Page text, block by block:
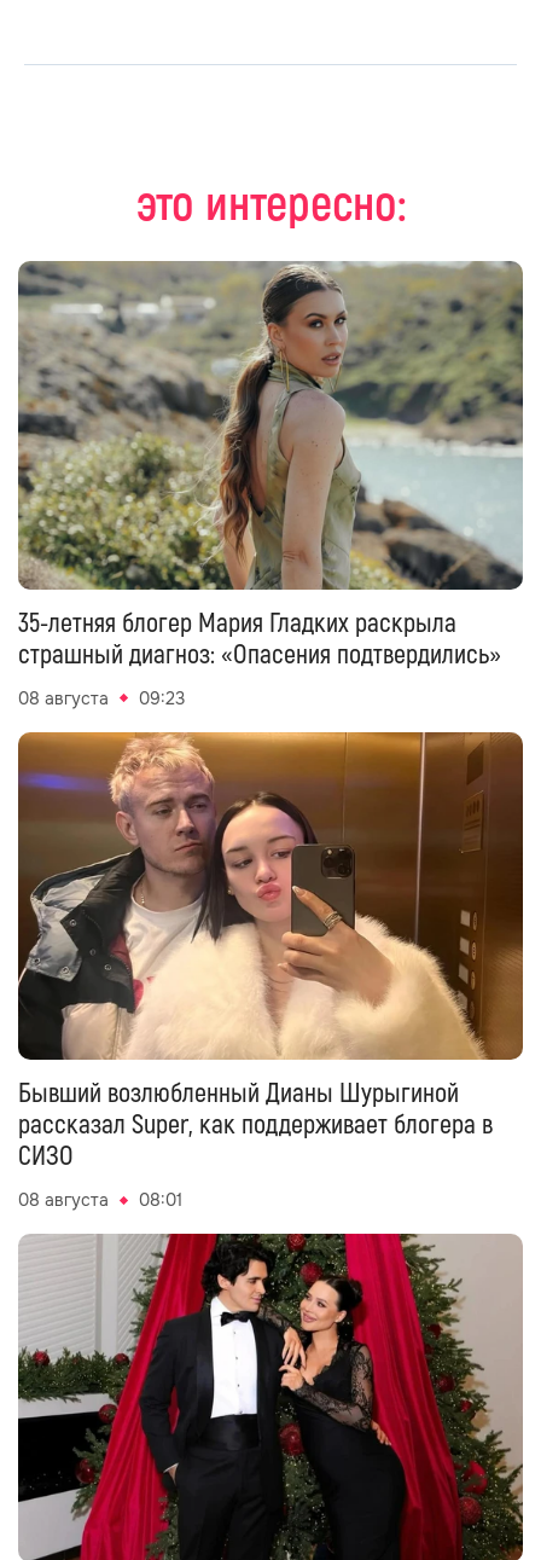
это интересно:
35-летняя блогер Мария Гладких раскрыла
страшный диагноз: «Опасения подтвердились»
08 августа 09:23
Бывший возлюбленный Дианы Шурыгиной
рассказал Super, как поддерживает блогера в
СИЗО
08 августа 08:01